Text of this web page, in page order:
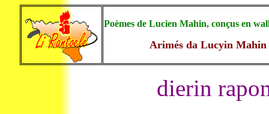
Poèmes de Lucien Mahin, conçus en
Arimés da Lucyin Mahin
dierin